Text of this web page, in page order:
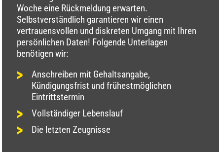
Woche eine Rückmeldung erwarten.
Selbstverständlich garantieren wir einen
vertrauensvollen und diskreten Umgang mit Ihren
persönlichen Daten! Folgende Unterlagen
benötigen wir:
Anschreiben mit Gehaltsangabe,
Kündigungsfrist und frühestmöglichen
Eintrittstermin
Vollständiger Lebenslauf
Die letzten Zeugnisse